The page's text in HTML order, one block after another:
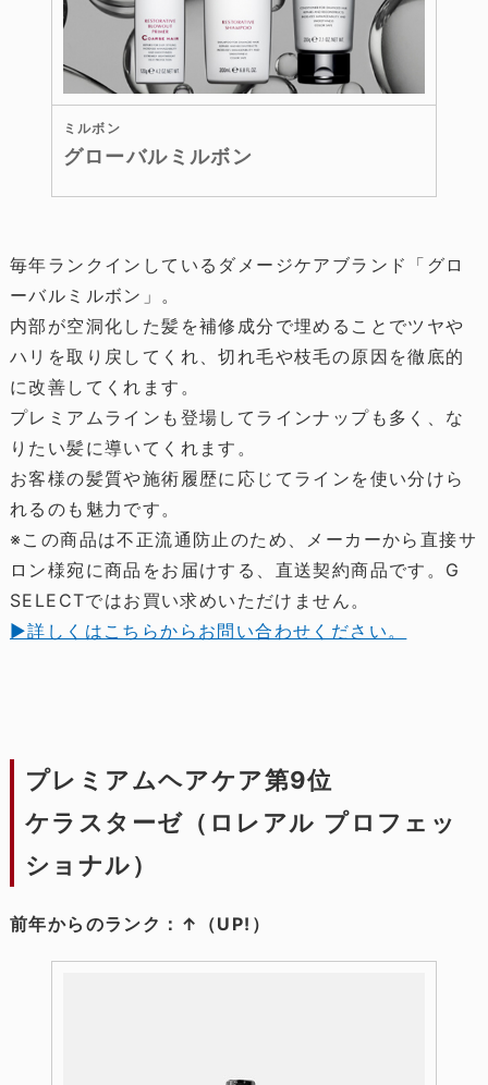
ミルボン
グローバルミルボン
毎年ランクインしているダメージケアブランド「グロ
ーバルミルボン」。
内部が空洞化した髪を補修成分で埋めることでツヤや
ハリを取り戻してくれ、切れ毛や枝毛の原因を徹底的
に改善してくれます。
プレミアムラインも登場してラインナップも多く、な
りたい髪に導いてくれます。
お客様の髪質や施術履歴に応じてラインを使い分けら
れるのも魅力です。
※この商品は不正流通防止のため、メーカーから直接サ
ロン様宛に商品をお届けする、直送契約商品です。G
SELECTではお買い求めいただけません。
▶詳しくはこちらからお問い合わせください。
プレミアムヘアケア第9位
ケラスターゼ（ロレアル プロフェッ
ショナル）
前年からのランク：↑（UP!）